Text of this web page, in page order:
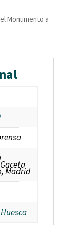
Monumento a
Madrid